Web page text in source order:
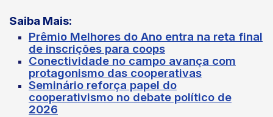
Saiba Mais:
Prêmio Melhores do Ano entra na reta final
de inscrições para coops
Conectividade no campo avança com
protagonismo das cooperativas
Seminário reforça papel do
cooperativismo no debate político de
2026